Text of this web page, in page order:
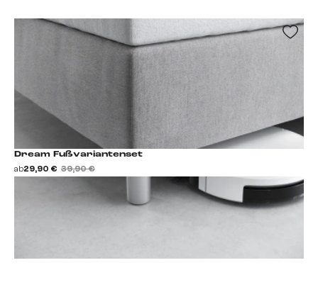
Dream Fußvariantenset
ab29,90 € 39,90 €
Fußset hinzufügen